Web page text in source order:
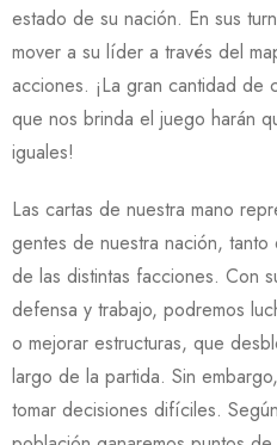
estado de su nación. En sus
mover a su líder a través del
acciones. ¡La gran cantidad de
que nos brinda el juego harán
iguales!
Las cartas de nuestra mano
gentes de nuestra nación,
de las distintas facciones. Con
defensa y trabajo, podremos
o mejorar estructuras, que
largo de la partida. Sin
tomar decisiones difíciles.